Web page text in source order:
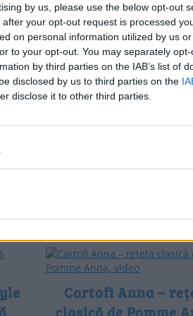
by us, please use the below opt-out
your opt-out request is processed
on personal information utilized by us
to your opt-out. You may separately
by third parties on the IAB’s list of
disclosed by us to third parties on the
disclose it to other third parties.
video. Ce fel de carne se
cu
Chiftele din cartofi
Chiftele din cartofi rași rețetă
latke/latkes vegane,
Cartofi Anna –
clasică de Pomme